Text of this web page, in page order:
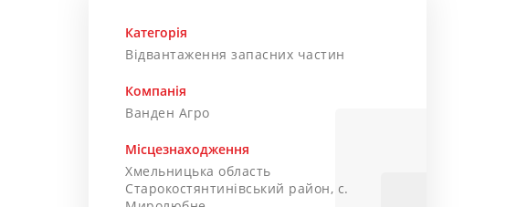
Категорія
Відвантаження запасних частин
Компанія
Ванден Агро
Місцезнаходження
Хмельницька область
Старокостянтинівський район, с.